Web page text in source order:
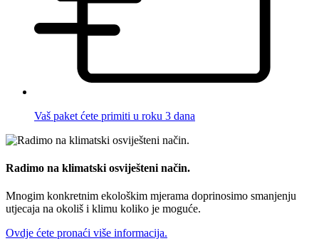
Vaš paket ćete primiti u roku 3 dana
Radimo na klimatski osviješteni način.
Mnogim konkretnim ekološkim mjerama doprinosimo smanjenju
utjecaja na okoliš i klimu koliko je moguće.
Ovdje ćete pronaći više informacija.